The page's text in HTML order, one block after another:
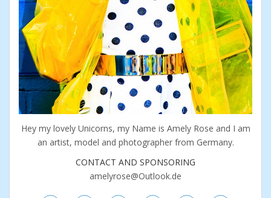
Hey my lovely Unicorns, my Name is Amely Rose and I am
an artist, model and photographer from Germany.
CONTACT AND SPONSORING
amelyrose@Outlook.de